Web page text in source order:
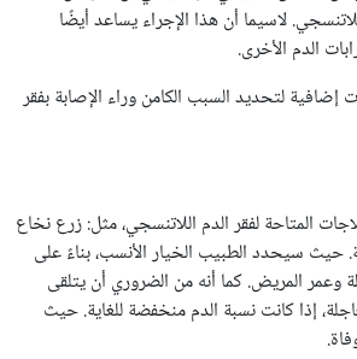
لاسيما أن هذا الإجراء يساعد أيضًا
الدم الأخرى.
لتحديد السبب الكامن وراء الإصابة بفقر
المتاحة لفقر الدم اللاتنسجي، مثل: زرع نخاع
حيث سيحدد الطبيب الخيار الأنسب، بناءً على
وعمر المريض. كما أنه من الضروري أن يتلقى
إذا كانت نسبة الدم منخفضة للغاية. حيث